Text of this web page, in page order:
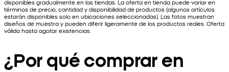
disponibles gradualmente en las tiendas. La oferta en tienda puede variar en
términos de precio, cantidad y disponibilidad de productos (algunos artículos
estarán disponibles solo en ubicaciones seleccionadas). Las fotos muestran
diseños de muestra y pueden diferir ligeramente de los productos reales. Oferta
válida hasta agotar existencias.
¿Por qué comprar en